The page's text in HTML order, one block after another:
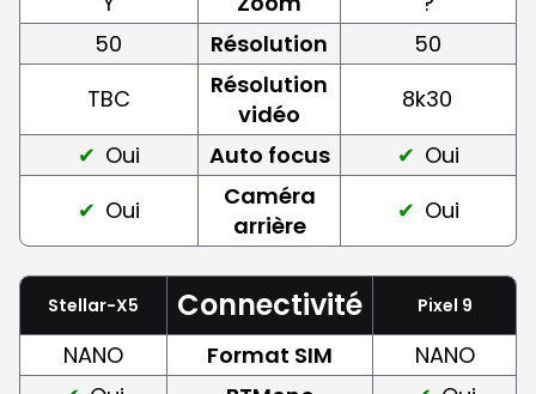
50
Résolution
50
TBC
Résolution
vidéo
8k30
Oui
Auto focus
Oui
Oui
Caméra
arrière
Oui
Stellar-X5 Connectivité Pixel 9
NANO Format SIM
NANO